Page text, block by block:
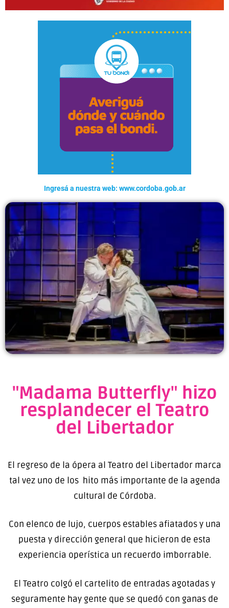
Ingresá a nuestra web: www.cordoba.gob.ar
"Madama Butterfly" hizo
resplandecer el Teatro
del Libertador
El regreso de la ópera al Teatro del Libertador marca
tal vez uno de los hito más importante de la agenda
cultural de Córdoba.
Con elenco de lujo, cuerpos estables afiatados y una
puesta y dirección general que hicieron de esta
experiencia operística un recuerdo imborrable.
El Teatro colgó el cartelito de entradas agotadas y
seguramente hay gente que se quedó con ganas de